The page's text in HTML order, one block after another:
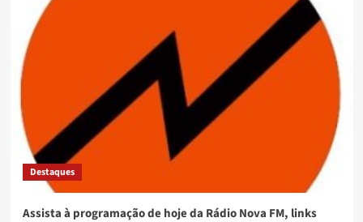
Destaques
Assista à programação de hoje da Rádio Nova FM, links